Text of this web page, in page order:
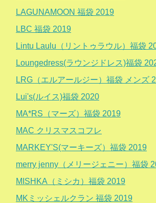
LAGUNAMOON 福袋 2019
LBC 福袋 2019
Lintu Laulu（リントゥラウル）福袋
Loungedress(ラウンジドレス)福袋
LRG（エルアールジー）福袋 メンズ
Lui's(ルイス)福袋 2020
MA*RS（マーズ）福袋 2019
MAC クリスマスコフレ
MARKEY'S(マーキーズ）福袋 2019
merry jenny（メリージェニー）福袋
MISHKA（ミシカ）福袋 2019
MKミッシェルクラン 福袋 2019